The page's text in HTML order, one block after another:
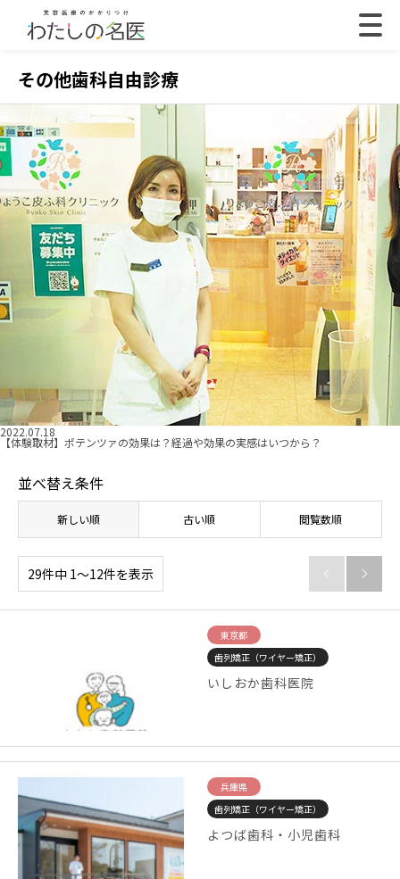
その他歯科自由診療
2022.07.18
【体験取材】ポテンツァの効果は？経過や効果の実感はいつから？
並べ替え条件
新しい順 古い順 閲覧数順
29件中 1〜12件を表示  
東京都
歯列矯正（ワイヤー矯正）
いしおか歯科医院
兵庫県
歯列矯正（ワイヤー矯正）
よつば歯科・小児歯科